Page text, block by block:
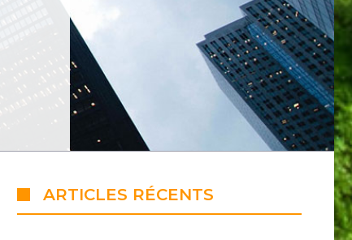
ARTICLES RÉCENTS